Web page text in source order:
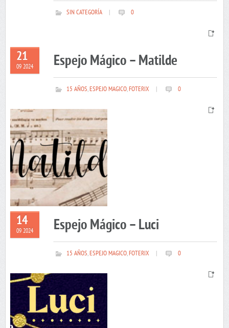
SIN CATEGORÍA 0
21
09 2024 Espejo Mágico – Matilde
15 AÑOS,ESPEJO MAGICO,FOTERIX 0
14
09 2024 Espejo Mágico – Luci
15 AÑOS,ESPEJO MAGICO,FOTERIX 0